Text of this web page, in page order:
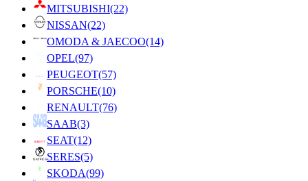
MITSUBISHI(22)
NISSAN(22)
OMODA & JAECOO(14)
OPEL(97)
PEUGEOT(57)
PORSCHE(10)
RENAULT(76)
SAAB(3)
SEAT(12)
SERES(5)
SKODA(99)